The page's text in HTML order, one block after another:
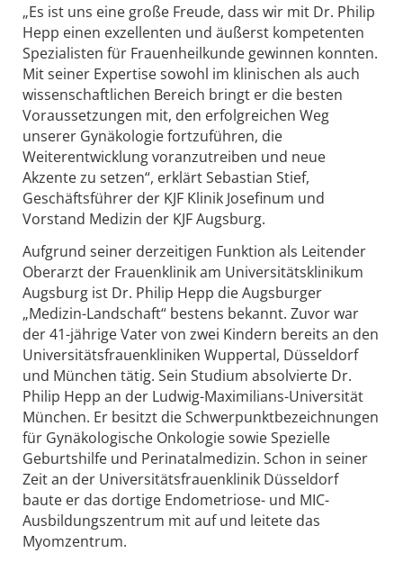
„Es ist uns eine große Freude, dass wir mit Dr. Philip
Hepp einen exzellenten und äußerst kompetenten
Spezialisten für Frauenheilkunde gewinnen konnten.
Mit seiner Expertise sowohl im klinischen als auch
wissenschaftlichen Bereich bringt er die besten
Voraussetzungen mit, den erfolgreichen Weg
unserer Gynäkologie fortzuführen, die
Weiterentwicklung voranzutreiben und neue
Akzente zu setzen“, erklärt Sebastian Stief,
Geschäftsführer der KJF Klinik Josefinum und
Vorstand Medizin der KJF Augsburg.
Aufgrund seiner derzeitigen Funktion als Leitender
Oberarzt der Frauenklinik am Universitätsklinikum
Augsburg ist Dr. Philip Hepp die Augsburger
„Medizin-Landschaft“ bestens bekannt. Zuvor war
der 41-jährige Vater von zwei Kindern bereits an den
Universitätsfrauenkliniken Wuppertal, Düsseldorf
und München tätig. Sein Studium absolvierte Dr.
Philip Hepp an der Ludwig-Maximilians-Universität
München. Er besitzt die Schwerpunktbezeichnungen
für Gynäkologische Onkologie sowie Spezielle
Geburtshilfe und Perinatalmedizin. Schon in seiner
Zeit an der Universitätsfrauenklinik Düsseldorf
baute er das dortige Endometriose- und MIC-
Ausbildungszentrum mit auf und leitete das
Myomzentrum.